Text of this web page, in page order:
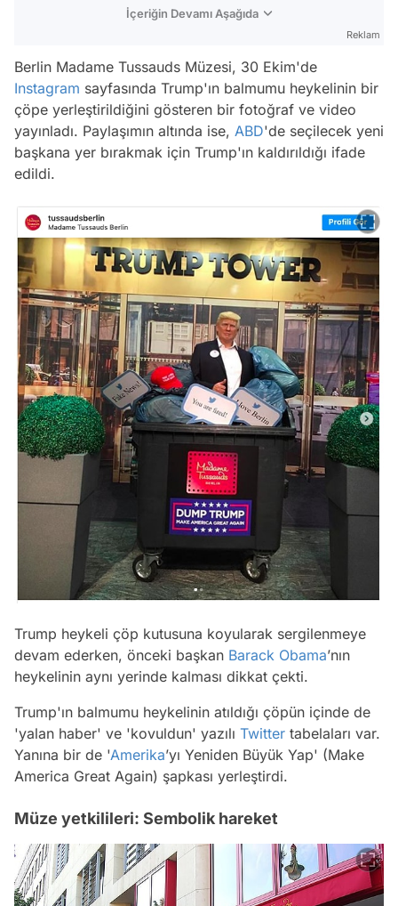
İçeriğin Devamı Aşağıda
Reklam
Berlin Madame Tussauds Müzesi, 30 Ekim'de
Instagram sayfasında Trump'ın balmumu heykelinin bir
çöpe yerleştirildiğini gösteren bir fotoğraf ve video
yayınladı. Paylaşımın altında ise, ABD'de seçilecek yeni
başkana yer bırakmak için Trump'ın kaldırıldığı ifade
edildi.
Trump heykeli çöp kutusuna koyularak sergilenmeye
devam ederken, önceki başkan Barack Obama’nın
heykelinin aynı yerinde kalması dikkat çekti.
Trump'ın balmumu heykelinin atıldığı çöpün içinde de
'yalan haber' ve 'kovuldun' yazılı Twitter tabelaları var.
Yanına bir de 'Amerika’yı Yeniden Büyük Yap' (Make
America Great Again) şapkası yerleştirdi.
Müze yetkilileri: Sembolik hareket